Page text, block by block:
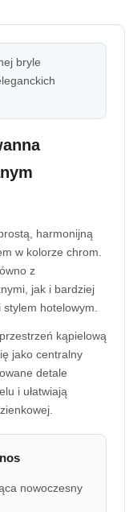
bryle
harmonijną
w kolorze chrom.
z
jak i bardziej
hotelowym.
kąpielową
jako centralny
detale
i ułatwiają
nowoczesny